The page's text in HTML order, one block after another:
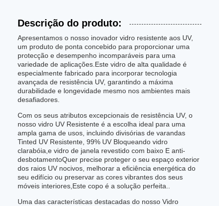
Descrição do produto:
Apresentamos o nosso inovador vidro resistente aos UV,
um produto de ponta concebido para proporcionar uma
protecção e desempenho incomparáveis para uma
variedade de aplicações.Este vidro de alta qualidade é
especialmente fabricado para incorporar tecnologia
avançada de resistência UV, garantindo a máxima
durabilidade e longevidade mesmo nos ambientes mais
desafiadores.
Com os seus atributos excepcionais de resistência UV, o
nosso vidro UV Resistente é a escolha ideal para uma
ampla gama de usos, incluindo divisórias de varandas
Tinted UV Resistente, 99% UV Bloqueando vidro
clarabóia,e vidro de janela revestido com baixo E anti-
desbotamentoQuer precise proteger o seu espaço exterior
dos raios UV nocivos, melhorar a eficiência energética do
seu edifício ou preservar as cores vibrantes dos seus
móveis interiores,Este copo é a solução perfeita..
Uma das características destacadas do nosso Vidro